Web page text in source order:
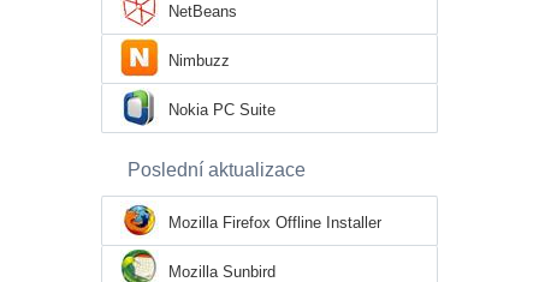
NetBeans
Nimbuzz
Nokia PC Suite
Poslední aktualizace
Mozilla Firefox Offline Installer
Mozilla Sunbird